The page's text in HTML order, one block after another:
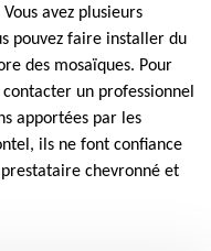
avez plusieurs
pouvez faire installer du
des mosaïques. Pour
un professionnel
apportées par les
ils ne font confiance
prestataire chevronné et